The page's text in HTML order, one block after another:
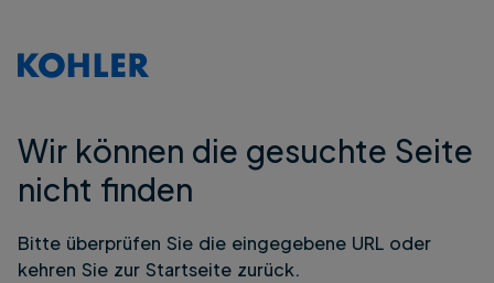
Wir können die gesuchte Seite
nicht finden
Bitte überprüfen Sie die eingegebene URL oder
kehren Sie zur Startseite zurück.